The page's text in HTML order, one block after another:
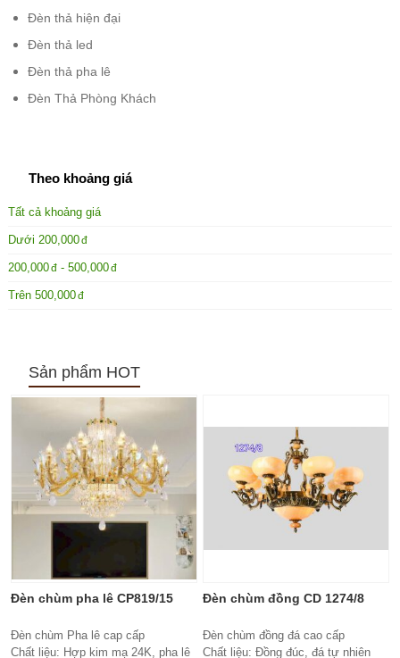
Đèn thả hiện đại
Đèn thả led
Đèn thả pha lê
Đèn Thả Phòng Khách
Theo khoảng giá
Tất cả khoảng giá
Dưới 200,000
200,000 - 500,000
Trên 500,000
Sản phẩm HOT
Đèn chùm pha lê CP819/15
Đèn chùm Pha lê cap cấp
Chất liệu: Hợp kim mạ 24K, pha lê
Đèn chùm đồng CD 1274/8
Đèn chùm đồng đá cao cấp
Chất liệu: Đồng đúc, đá tự nhiên